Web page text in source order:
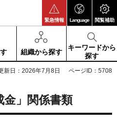
緊急情報 Language 閲覧補助
組織から探す
キーワードから
探す
新日：2026年7月8日 ページID：5708
金」関係書類